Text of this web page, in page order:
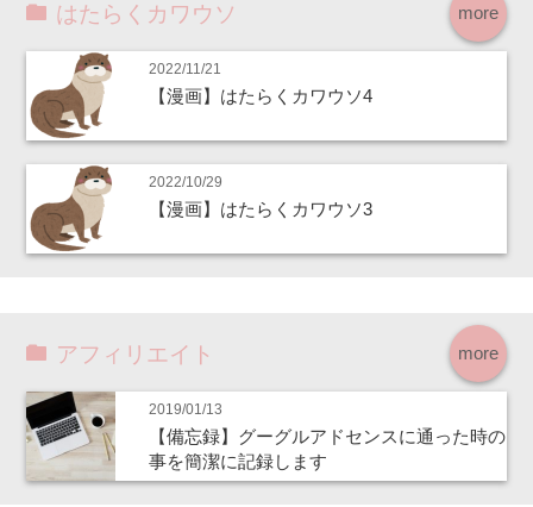
more
はたらくカワウソ
2022/11/21
【漫画】はたらくカワウソ4
2022/10/29
【漫画】はたらくカワウソ3
more
アフィリエイト
2019/01/13
【備忘録】グーグルアドセンスに通った時の
事を簡潔に記録します